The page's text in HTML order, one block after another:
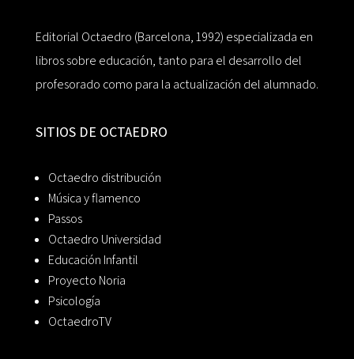
Editorial Octaedro (Barcelona, 1992) especializada en
libros sobre educación, tanto para el desarrollo del
profesorado como para la actualización del alumnado.
SITIOS DE OCTAEDRO
Octaedro distribución
Música y flamenco
Passos
Octaedro Universidad
Educación Infantil
Proyecto Noria
Psicología
OctaedroTV